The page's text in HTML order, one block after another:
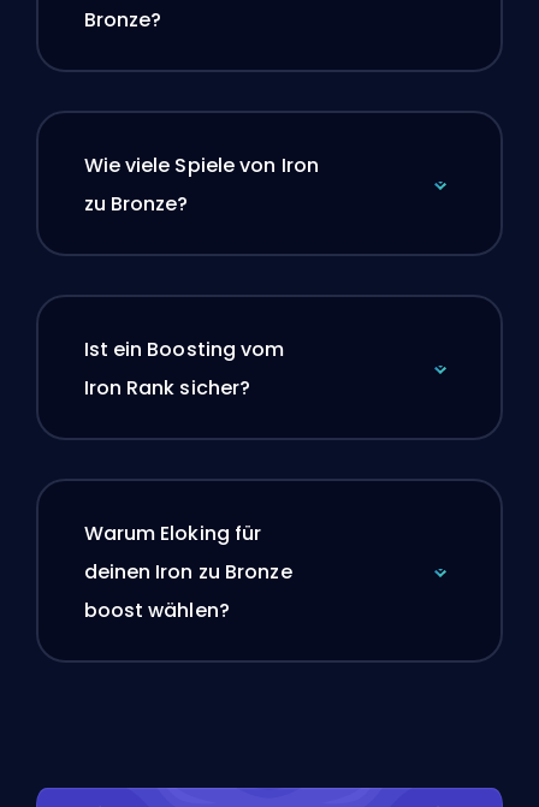
Bronze?
Wie viele Spiele von Iron
zu Bronze?
Ist ein Boosting vom
Iron Rank sicher?
Warum Eloking für
deinen Iron zu Bronze
boost wählen?